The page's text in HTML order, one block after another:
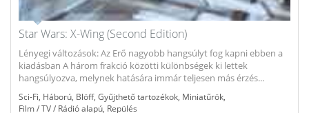
Star Wars: X-Wing (Second Edition)
Lényegi változások: Az Erő nagyobb hangsúlyt fog kapni ebben a
kiadásban A három frakció közötti különbségek ki lettek
hangsúlyozva, melynek hatására immár teljesen más érzés...
Sci-Fi, Háború, Blöff, Gyűjthető tartozékok, Miniatűrök,
Film / TV / Rádió alapú, Repülés